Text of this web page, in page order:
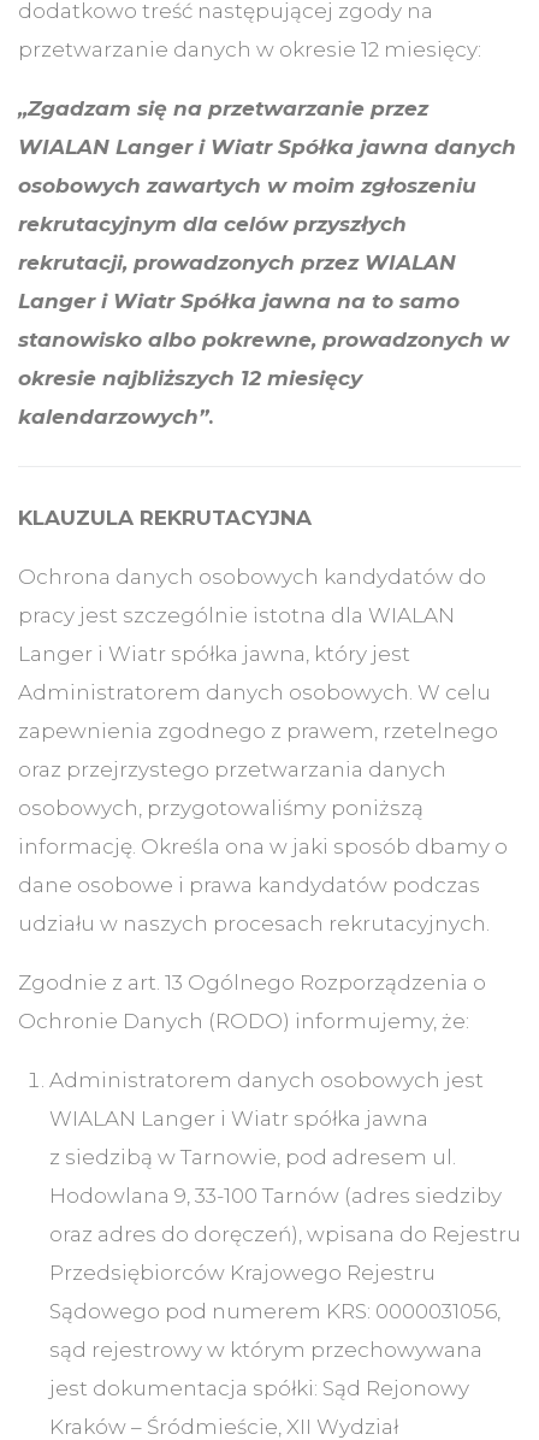
dodatkowo treść następującej zgody na
przetwarzanie danych w okresie 12 miesięcy:
„Zgadzam się na przetwarzanie przez
WIALAN Langer i Wiatr Spółka jawna danych
osobowych zawartych w moim zgłoszeniu
rekrutacyjnym dla celów przyszłych
rekrutacji, prowadzonych przez WIALAN
Langer i Wiatr Spółka jawna na to samo
stanowisko albo pokrewne, prowadzonych w
okresie najbliższych 12 miesięcy
kalendarzowych”.
KLAUZULA REKRUTACYJNA
Ochrona danych osobowych kandydatów do
pracy jest szczególnie istotna dla WIALAN
Langer i Wiatr spółka jawna, który jest
Administratorem danych osobowych. W celu
zapewnienia zgodnego z prawem, rzetelnego
oraz przejrzystego przetwarzania danych
osobowych, przygotowaliśmy poniższą
informację. Określa ona w jaki sposób dbamy o
dane osobowe i prawa kandydatów podczas
udziału w naszych procesach rekrutacyjnych.
Zgodnie z art. 13 Ogólnego Rozporządzenia o
Ochronie Danych (RODO) informujemy, że:
Administratorem danych osobowych jest
WIALAN Langer i Wiatr spółka jawna
z siedzibą w Tarnowie, pod adresem ul.
Hodowlana 9, 33-100 Tarnów (adres siedziby
oraz adres do doręczeń), wpisana do Rejestru
Przedsiębiorców Krajowego Rejestru
Sądowego pod numerem KRS: 0000031056,
sąd rejestrowy w którym przechowywana
jest dokumentacja spółki: Sąd Rejonowy
Kraków – Śródmieście, XII Wydział